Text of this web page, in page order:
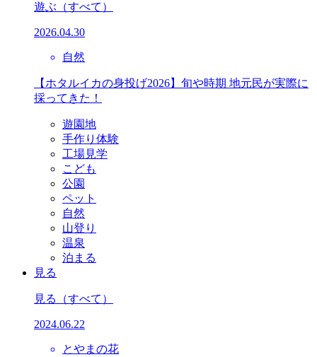
遊ぶ （すべて）
2026.04.30
自然
【ホタルイカの身投げ2026】旬や時期 地元民が実際に
採ってきた！
遊園地
手作り体験
工場見学
こども
公園
ペット
自然
山登り
温泉
泊まる
見る
見る （すべて）
2024.06.22
とやまの花